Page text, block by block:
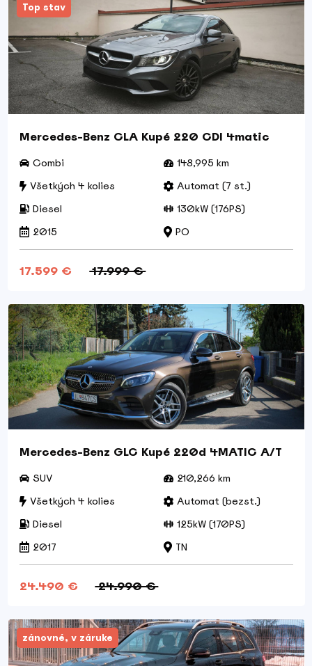
Top stav
Mercedes-Benz CLA Kupé 220 CDI 4matic
Combi
148,995 km
Všetkých 4 kolies
Automat (7 st.)
Diesel
130kW (176PS)
2015
PO
17.599 € 17.999 €
Mercedes-Benz GLC Kupé 220d 4MATIC A/T
SUV
210,266 km
Všetkých 4 kolies
Automat (bezst.)
Diesel
125kW (170PS)
2017
TN
24.490 € 24.990 €
zánovné, v záruke